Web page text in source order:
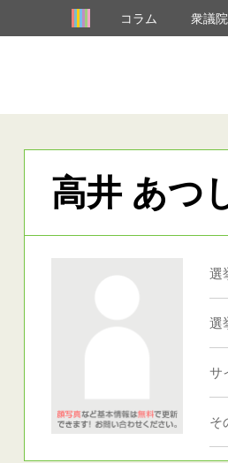
コラム 衆議
高井 あつ
選
選
サ
そ